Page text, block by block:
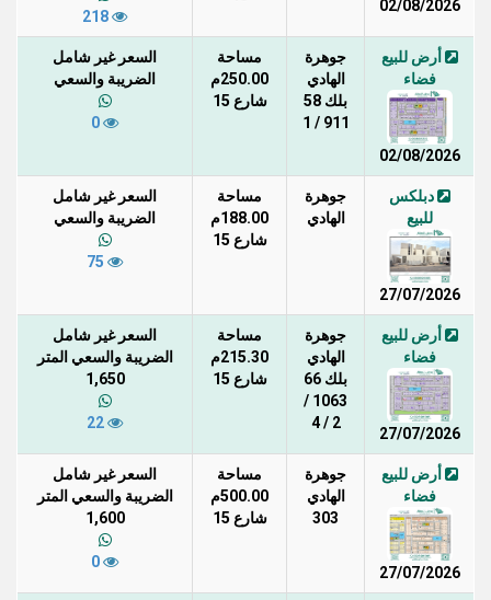
02/08/2026
أرض للبيع
فضاء
02/08/2026
جوهرة
الهادي
بلك 58
911 / 1
مساحة
250.00م
شارع 15
السعر غير شامل
الضريبة والسعي
دبلكس
للبيع
27/07/2026
جوهرة
الهادي
مساحة
188.00م
شارع 15
السعر غير شامل
الضريبة والسعي
أرض للبيع
فضاء
27/07/2026
جوهرة
الهادي
بلك 66
1063 /
2 / 4
مساحة
215.30م
شارع 15
السعر غير شامل
الضريبة والسعي المتر
1,650
أرض للبيع
فضاء
27/07/2026
جوهرة
الهادي
303
مساحة
500.00م
شارع 15
السعر غير شامل
الضريبة والسعي المتر
1,600